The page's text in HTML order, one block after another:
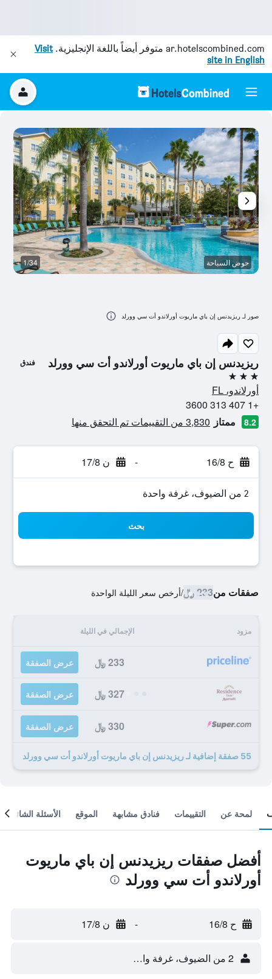
ar.hotelscombined.com متوفر أيضاً باللغة الإنجليزية.Visit
site in English
ريزيدنس إن باي ماريوت أورلاندو أت سي وورلد فندق
3 نجوم
أورلاندو، FL
+1 407 313 3600
8.2 ممتاز 3,830 من التقييمات تم التحقق منها
ح 16/8 - ن 17/8
2 من الضيوف، غرفة واحدة
بحث
صفقات من233 ﷼ /أرخص سعر الليلة الواحدة
مزود الإجمالي في الليلة
233 ﷼ عرض الصفقة
327 ﷼ عرض الصفقة
330 ﷼ عرض الصفقة
55 صفقة إضافية لـ ريزيدنس إن باي ماريوت أورلاندو أت سي وورلد
حوض السباحة 1/34
صور لـ ريزيدنس إن باي ماريوت أورلاندو أت سي وورلد
لمحة عن التقييمات فنادق مشابهة الموقع الأسئلة الشائعة
أفضل صفقات ريزيدنس إن باي ماريوت
أورلاندو أت سي وورلد
ح 16/8 - ن 17/8
2 من الضيوف، غرفة واحدة